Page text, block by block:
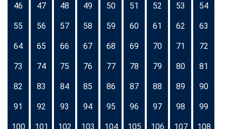
46 47 48 49 50 51 52 53 54
55 56 57 58 59 60 61 62 63
64 65 66 67 68 69 70 71 72
73 74 75 76 77 78 79 80 81
82 83 84 85 86 87 88 89 90
91 92 93 94 95 96 97 98 99
100 101 102 103 104 105 106 107 108